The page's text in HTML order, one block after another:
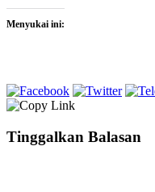
Menyukai ini:
Tinggalkan Balasan